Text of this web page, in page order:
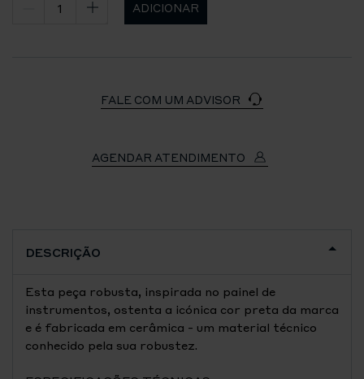
ADICIONAR
FALE COM UM ADVISOR
AGENDAR ATENDIMENTO
DESCRIÇÃO
Esta peça robusta, inspirada no painel de
instrumentos, ostenta a icónica cor preta da marca
e é fabricada em cerâmica - um material técnico
conhecido pela sua robustez.